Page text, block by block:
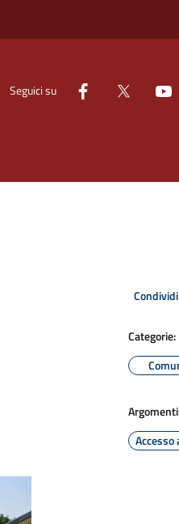
Seguici su
Condividi
Categorie: